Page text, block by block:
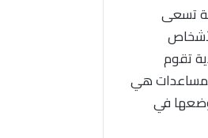
تسعى
تقوم
هي
في